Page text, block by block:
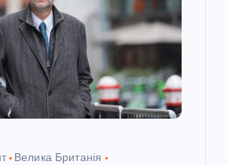
Велика Британія